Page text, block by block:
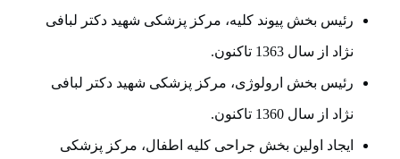
رئیس بخش پیوند کلیه، مرکز پزشکی شهید دکتر لبافی
نژاد از سال 1363 تاکنون.
رئیس بخش ارولوژی، مرکز پزشکی شهید دکتر لبافی
نژاد از سال 1360 تاکنون.
ایجاد اولین بخش جراحی کلیه اطفال، مرکز پزشکی